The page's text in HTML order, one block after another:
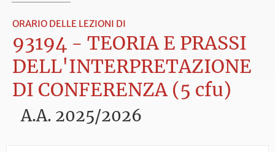
ORARIO DELLE LEZIONI DI
93194 - TEORIA E PRASSI
DELL'INTERPRETAZIONE
DI CONFERENZA (5 cfu)
A.A. 2025/2026